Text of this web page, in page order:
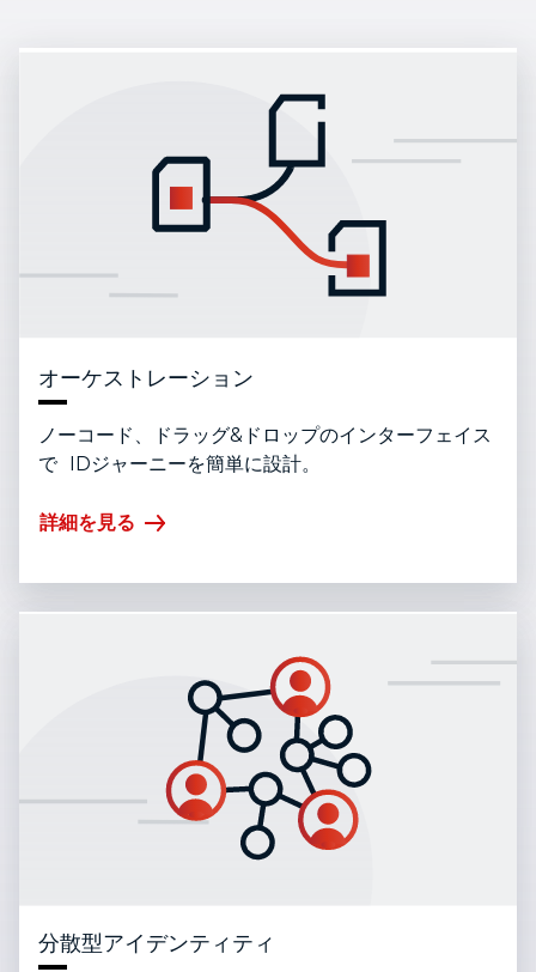
オーケストレーション
ノーコード、ドラッグ&ドロップのインターフェイス
で IDジャーニーを簡単に設計。
詳細を見る
分散型アイデンティティ